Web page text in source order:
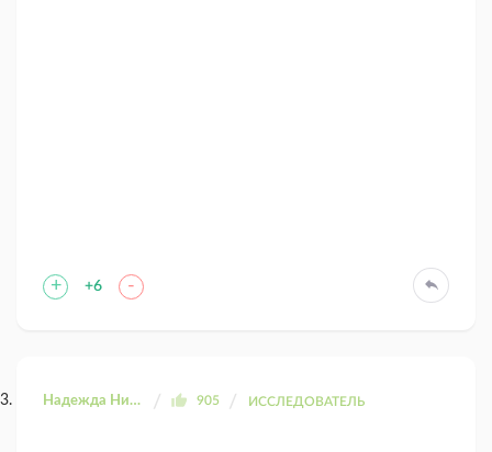
+ +6 -
Надежда Николаевна 905 ИССЛЕДОВАТЕЛЬ